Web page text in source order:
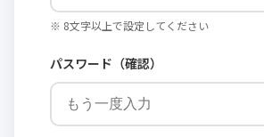
※ 8文字以上で設定してください
パスワード（確認）